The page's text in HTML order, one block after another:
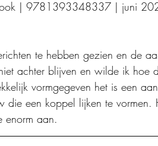
| 9781393348337 | juni
te hebben gezien en de
achter blijven en wilde ik hoe
vormgegeven het is een
die een koppel lijken te
enorm aan.